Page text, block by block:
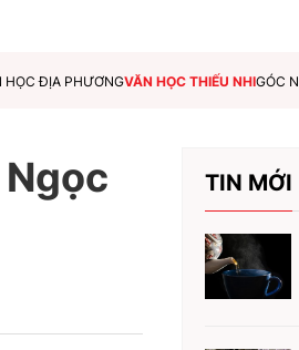
HỌC ĐỊA PHƯƠNGVĂN HỌC THIẾU NHIGÓC
TIN MỚI